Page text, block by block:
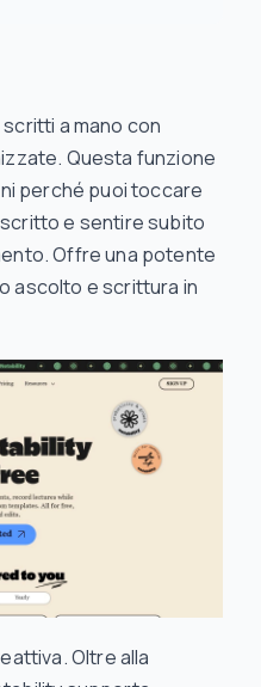
a mano con
Questa funzione
perché puoi toccare
e sentire subito
Offre una potente
ascolto e scrittura in
Oltre alla